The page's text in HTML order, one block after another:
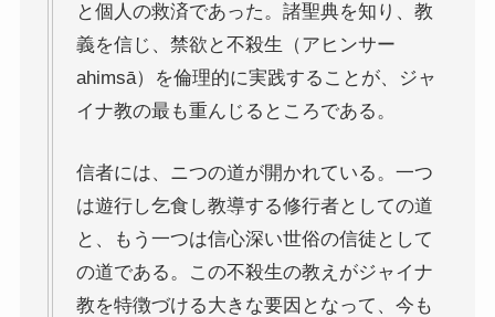
産業革命とイギリス・ヨーロッパ社会
ロシアの歴史・文化とドストエフスキー
ディストピア・SF小説から考える現代社会
三島由紀夫と日本文学
と個人の救済であった。諸聖典を知り、教
義を信じ、禁欲と不殺生（アヒンサー
ahimsā）を倫理的に実践することが、ジャ
イナ教の最も重んじるところである。
信者には、ニつの道が開かれている。一つ
は遊行し乞食し教導する修行者としての道
と、もう一つは信心深い世俗の信徒として
の道である。この不殺生の教えがジャイナ
教を特徴づける大きな要因となって、今も